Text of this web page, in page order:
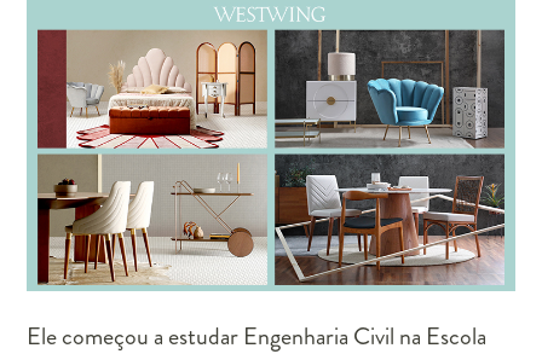
Ele começou a estudar Engenharia Civil na Escola